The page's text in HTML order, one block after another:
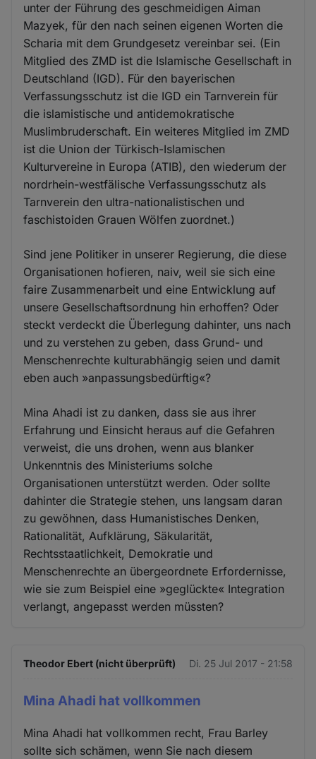
unter der Führung des geschmeidigen Aiman
Mazyek, für den nach seinen eigenen Worten die
Scharia mit dem Grundgesetz vereinbar sei. (Ein
Mitglied des ZMD ist die Islamische Gesellschaft in
Deutschland (IGD). Für den bayerischen
Verfassungsschutz ist die IGD ein Tarnverein für
die islamistische und antidemokratische
Muslimbruderschaft. Ein weiteres Mitglied im ZMD
ist die Union der Türkisch-Islamischen
Kulturvereine in Europa (ATIB), den wiederum der
nordrhein-westfälische Verfassungsschutz als
Tarnverein den ultra-nationalistischen und
faschistoiden Grauen Wölfen zuordnet.)
Sind jene Politiker in unserer Regierung, die diese
Organisationen hofieren, naiv, weil sie sich eine
faire Zusammenarbeit und eine Entwicklung auf
unsere Gesellschaftsordnung hin erhoffen? Oder
steckt verdeckt die Überlegung dahinter, uns nach
und zu verstehen zu geben, dass Grund- und
Menschenrechte kulturabhängig seien und damit
eben auch »anpassungsbedürftig«?
Mina Ahadi ist zu danken, dass sie aus ihrer
Erfahrung und Einsicht heraus auf die Gefahren
verweist, die uns drohen, wenn aus blanker
Unkenntnis des Ministeriums solche
Organisationen unterstützt werden. Oder sollte
dahinter die Strategie stehen, uns langsam daran
zu gewöhnen, dass Humanistisches Denken,
Rationalität, Aufklärung, Säkularität,
Rechtsstaatlichkeit, Demokratie und
Menschenrechte an übergeordnete Erfordernisse,
wie sie zum Beispiel eine »geglückte« Integration
verlangt, angepasst werden müssten?
Theodor Ebert (nicht überprüft) Di. 25 Jul 2017 - 21:58
Mina Ahadi hat vollkommen
Mina Ahadi hat vollkommen recht, Frau Barley
sollte sich schämen, wenn Sie nach diesem